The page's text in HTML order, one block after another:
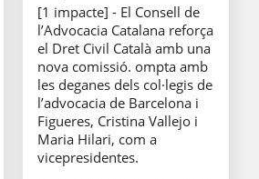
[1 impacte] - El Consell de
l’Advocacia Catalana reforça
el Dret Civil Català amb una
nova comissió. ompta amb
les deganes dels col·legis de
l’advocacia de Barcelona i
Figueres, Cristina Vallejo i
Maria Hilari, com a
vicepresidentes.